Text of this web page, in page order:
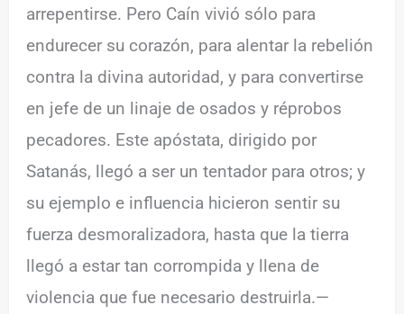
arrepentirse. Pero Caín vivió sólo para
endurecer su corazón, para alentar la rebelión
contra la divina autoridad, y para convertirse
en jefe de un linaje de osados y réprobos
pecadores. Este apóstata, dirigido por
Satanás, llegó a ser un tentador para otros; y
su ejemplo e influencia hicieron sentir su
fuerza desmoralizadora, hasta que la tierra
llegó a estar tan corrompida y llena de
violencia que fue necesario destruirla.—